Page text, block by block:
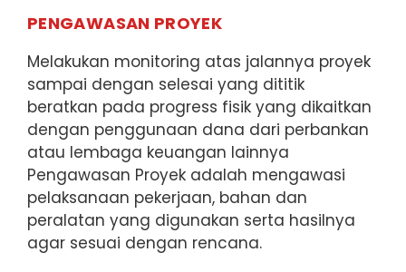
PENGAWASAN PROYEK
Melakukan monitoring atas jalannya proyek
sampai dengan selesai yang dititik
beratkan pada progress fisik yang dikaitkan
dengan penggunaan dana dari perbankan
atau lembaga keuangan lainnya
Pengawasan Proyek adalah mengawasi
pelaksanaan pekerjaan, bahan dan
peralatan yang digunakan serta hasilnya
agar sesuai dengan rencana.